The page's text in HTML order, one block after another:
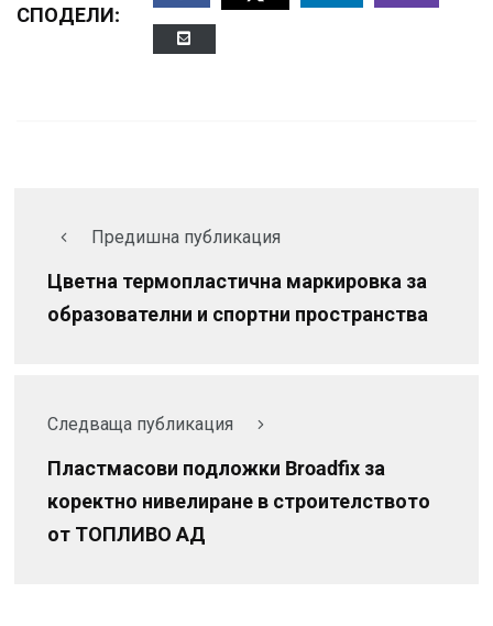
СПОДЕЛИ:
Предишна публикация
Цветна термопластична маркировка за
образователни и спортни пространства
Следваща публикация
Пластмасови подложки Broadfix за
коректно нивелиране в строителството
от ТОПЛИВО АД